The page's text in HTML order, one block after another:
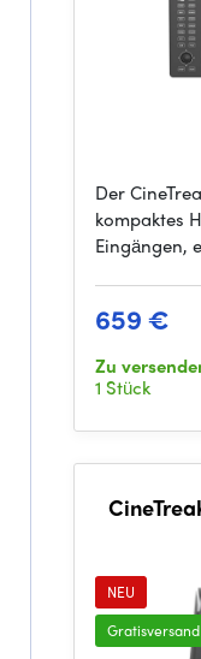
Der
kompaktes
Eingängen,
659 €
Zu
1 Stück
NEU
Gratisversand